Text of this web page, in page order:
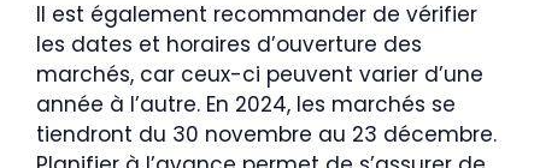
Il est également recommander de vérifier
les dates et horaires d’ouverture des
marchés, car ceux-ci peuvent varier d’une
année à l’autre. En 2024, les marchés se
tiendront du 30 novembre au 23 décembre.